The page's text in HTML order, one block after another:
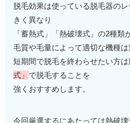
脱毛効果は使っている脱毛器の
きく異なり
「蓄熱式」「熱破壊式」の2種類
毛質や毛量によって適切な機種
短期間で脱毛を終わらせたい方
式」 で脱毛することを
強くおすすめします。
今回厳選するにあたっては熱破